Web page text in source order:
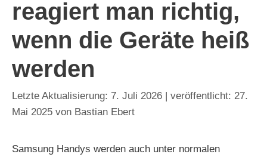
reagiert man richtig,
wenn die Geräte heiß
werden
7. Juli 2026
27.
Mai 2025 von Bastian Ebert
Samsung Handys werden auch unter normalen